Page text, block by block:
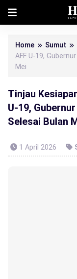
Home Sumut
AFF U-19,
Mei
Tinjau
U-19,
Selesai Bulan
1 April 2026